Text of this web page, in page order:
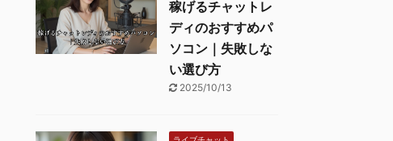
稼げるチャットレ
ディのおすすめパ
ソコン｜失敗しな
い選び方
2025/10/13